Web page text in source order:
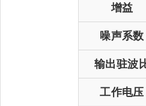
增益
噪声系数
输出驻波
工作电压